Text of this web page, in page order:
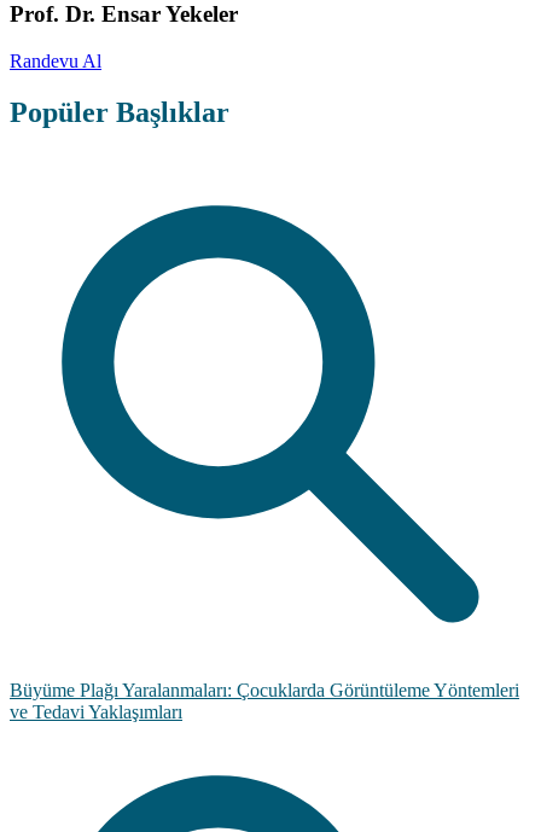
Prof. Dr. Ensar Yekeler
Randevu Al
Popüler Başlıklar
Büyüme Plağı Yaralanmaları: Çocuklarda Görüntüleme Yöntemleri
ve Tedavi Yaklaşımları